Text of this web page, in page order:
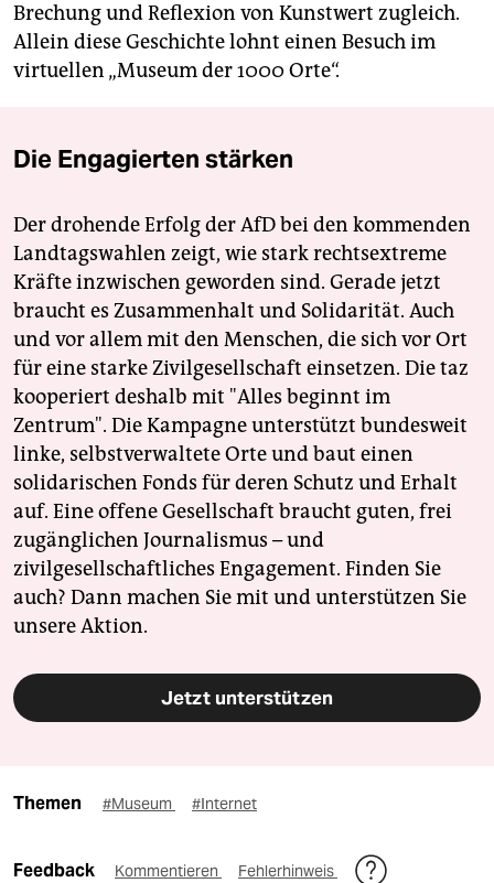
Brechung und Reflexion von Kunstwert zugleich.
Allein diese Geschichte lohnt einen Besuch im
virtuellen „Museum der 1000 Orte“.
Die Engagierten stärken
Der drohende Erfolg der AfD bei den kommenden
Landtagswahlen zeigt, wie stark rechtsextreme
Kräfte inzwischen geworden sind. Gerade jetzt
braucht es Zusammenhalt und Solidarität. Auch
und vor allem mit den Menschen, die sich vor Ort
für eine starke Zivilgesellschaft einsetzen. Die taz
kooperiert deshalb mit "Alles beginnt im
Zentrum". Die Kampagne unterstützt bundesweit
linke, selbstverwaltete Orte und baut einen
solidarischen Fonds für deren Schutz und Erhalt
auf. Eine offene Gesellschaft braucht guten, frei
zugänglichen Journalismus – und
zivilgesellschaftliches Engagement. Finden Sie
auch? Dann machen Sie mit und unterstützen Sie
unsere Aktion.
Jetzt unterstützen
Themen #Museum #Internet
Feedback Kommentieren Fehlerhinweis